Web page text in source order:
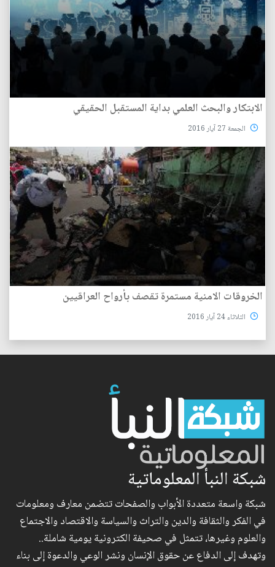
الابتكار والبحث العلمي بداية المستقبل الحقيقي
الجمعة 27 آيار 2016
الخروقات الامنية مستمرة تقصف بأرواح العراقيين
الثلاثاء 24 آيار 2016
شبكة النبأ المعلوماتية
شبكة واسعة متعددة الأبواب والصفحات تتضمن معارف ومعلومات
في الفكر والثقافة والدين والتراث والسياسة والاقتصاد والاجتماع
والعلوم وغيرها، تتمثل في صحيفة الكترونية يومية شاملة..
وتهدف إلى الدفاع عن حقوق الإنسان ونشر الوعي والدعوة إلى بناء